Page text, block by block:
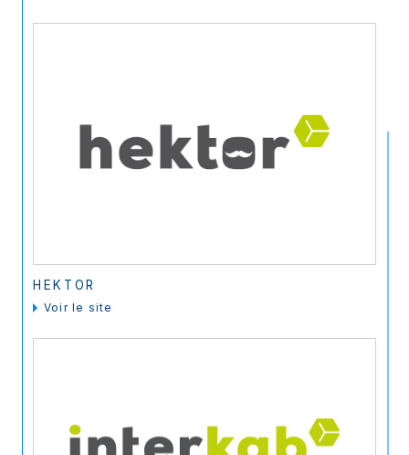
HEKTOR
voir le site